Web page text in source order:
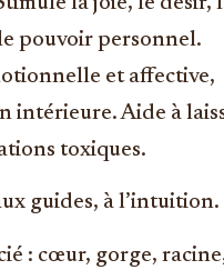
pouvoir personnel.
et affective,
intérieure. Aide à
toxiques.
guides, à l’intuition.
: cœur, gorge,